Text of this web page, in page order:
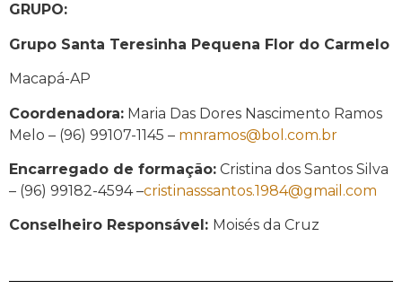
GRUPO:
Grupo Santa Teresinha Pequena Flor do Carmelo
Macapá-AP
Coordenadora: Maria Das Dores Nascimento Ramos
Melo – (96) 99107-1145 – mnramos@bol.com.br
Encarregado de formação: Cristina dos Santos Silva
– (96) 99182-4594 –cristinasssantos.1984@gmail.com
Conselheiro Responsável: Moisés da Cruz